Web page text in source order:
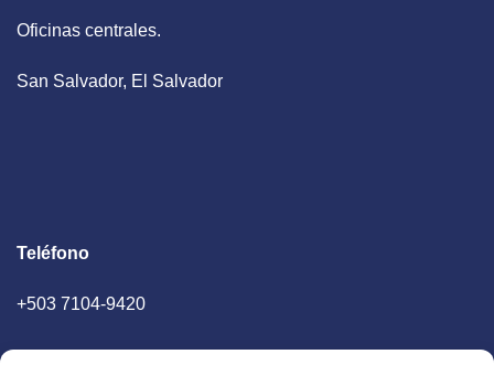
Oficinas centrales.
San Salvador, El Salvador
Teléfono
+503 7104-9420